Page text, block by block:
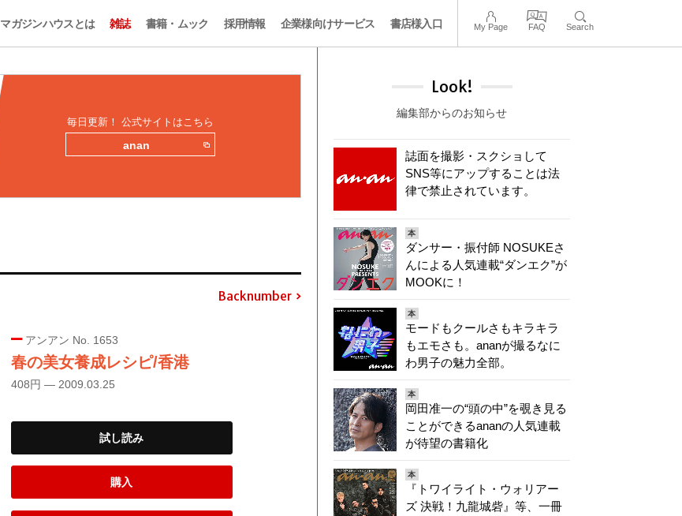
マガジンハウスとは 雑誌 書籍・ムック 採用情報 企業様向けサービス 書店様入口 My Page FAQ Search
毎日更新！ 公式サイトはこちら
anan
Backnumber
アンアン No. 1653
春の美女養成レシピ/香港
408円 — 2009.03.25
試し読み
購入
Look!
編集部からのお知らせ
誌面を撮影・スクショして
SNS等にアップすることは法
律で禁止されています。
本
ダンサー・振付師 NOSUKEさ
んによる人気連載“ダンエク”が
MOOKに！
本
モードもクールさもキラキラ
もエモさも。ananが撮るなに
わ男子の魅力全部。
本
岡田准一の“頭の中”を覗き見る
ことができるananの人気連載
が待望の書籍化
本
『トワイライト・ウォリアー
ズ 決戦！九龍城砦』等、一冊